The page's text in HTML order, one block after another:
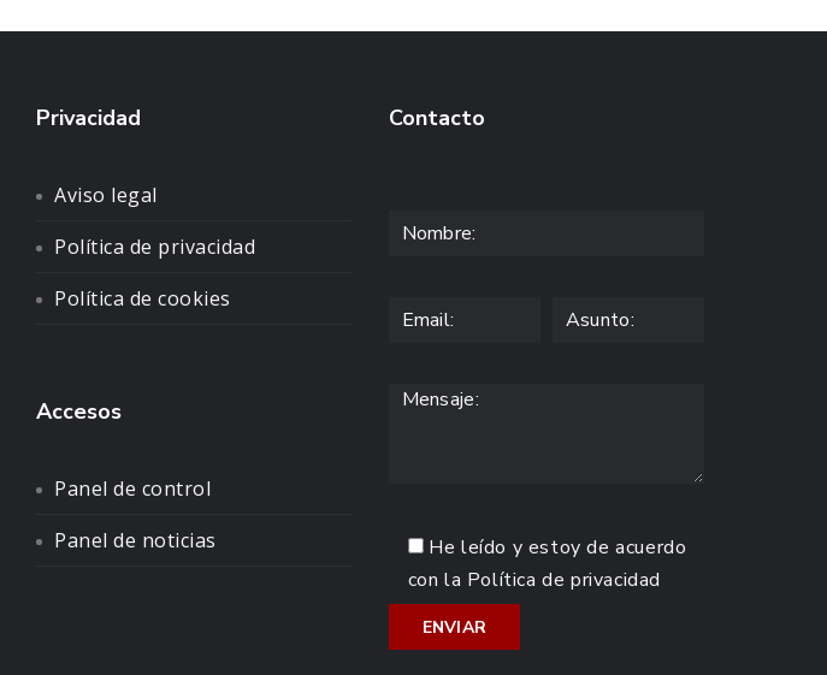
Privacidad
Aviso legal
Política de privacidad
Política de cookies
Accesos
Panel de control
Panel de noticias
Contacto
He leído y estoy de acuerdo
con la Política de privacidad